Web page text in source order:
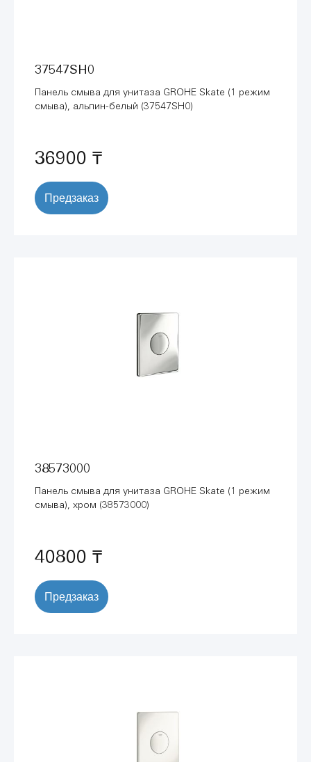
37547SH0
Панель смыва для унитаза GROHE Skate (1 режим
смыва), альпин-белый (37547SH0)
36900 ₸
Предзаказ
38573000
Панель смыва для унитаза GROHE Skate (1 режим
смыва), хром (38573000)
40800 ₸
Предзаказ